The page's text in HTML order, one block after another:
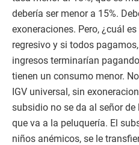
debería ser menor a 15%.
exoneraciones. Pero, ¿cuál
regresivo y si todos
ingresos terminarían
tienen un consumo menor.
IGV universal, sin
subsidio no se da al señor
que va a la peluquería. El
niños anémicos, se le